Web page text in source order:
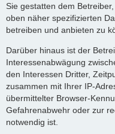
Sie gestatten dem
oben näher spezifizierten
betreiben und anbieten zu
Darüber hinaus ist der
Interessenabwägung
den Interessen Dritter,
zusammen mit Ihrer IP-
übermittelter Browser-
Gefahrenabwehr oder zur
notwendig ist.